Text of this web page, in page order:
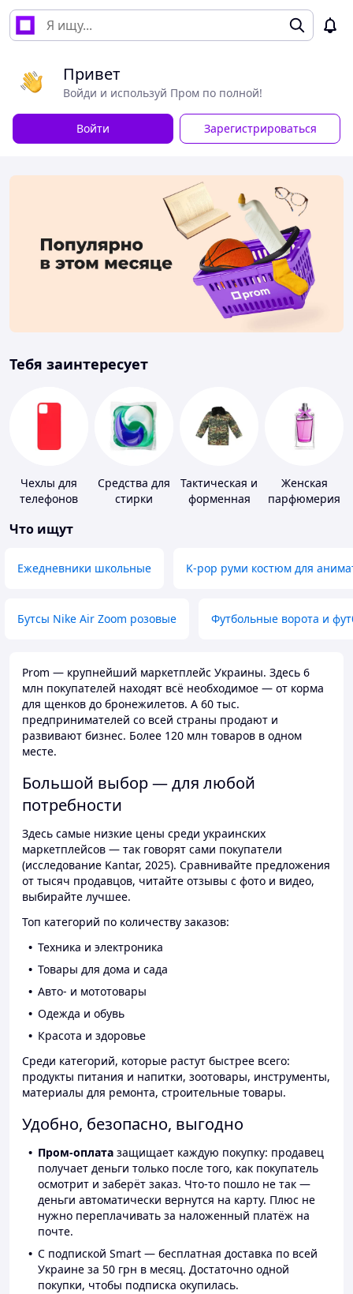
Привет
Войди и используй Пром по полной!
Войти Зарегистрироваться
Тебя заинтересует
Чехлы для
телефонов
Средства для
стирки
Тактическая и
форменная
Женская
парфюмерия
Что ищут
Ежедневники школьные K-pop руми костюм для
Бутсы Nike Air Zoom розовые Футбольные ворота и
Prom — крупнейший маркетплейс Украины. Здесь 6
млн покупателей находят всё необходимое — от корма
для щенков до бронежилетов. А 60 тыс.
предпринимателей со всей страны продают и
развивают бизнес. Более 120 млн товаров в одном
месте.
Большой выбор — для любой
потребности
Здесь самые низкие цены среди украинских
маркетплейсов — так говорят сами покупатели
(исследование Kantar, 2025). Сравнивайте предложения
от тысяч продавцов, читайте отзывы с фото и видео,
выбирайте лучшее.
Топ категорий по количеству заказов:
Техника и электроника
Товары для дома и сада
Авто- и мототовары
Одежда и обувь
Красота и здоровье
Среди категорий, которые растут быстрее всего:
продукты питания и напитки, зоотовары, инструменты,
материалы для ремонта, строительные товары.
Удобно, безопасно, выгодно
Пром-оплата защищает каждую покупку: продавец
получает деньги только после того, как покупатель
осмотрит и заберёт заказ. Что-то пошло не так —
деньги автоматически вернутся на карту. Плюс не
нужно переплачивать за наложенный платёж на
почте.
С подпиской Smart — бесплатная доставка по всей
Украине за 50 грн в месяц. Достаточно одной
покупки, чтобы подписка окупилась.